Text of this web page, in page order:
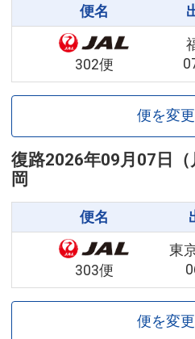
便名
302便
便を変
復路2026年09月07日（
岡
便名
303便
東
便を変